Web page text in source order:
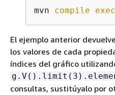
mvn compile exec
El ejemplo anterior
los valores de cada
índices del gráfico
consultas, sustitúyalo por